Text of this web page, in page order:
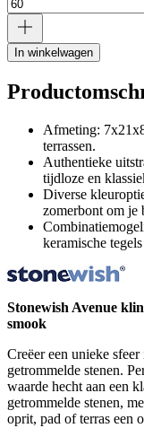
In winkelwagen
Afmeting:
terrassen.
Authentieke
tijdloze en
Diverse
zomerbont om je
keramische
Stonewish Avenue
smook
Creëer een unieke
getrommelde stenen.
waarde hecht aan een
getrommelde stenen,
oprit, pad of terras een